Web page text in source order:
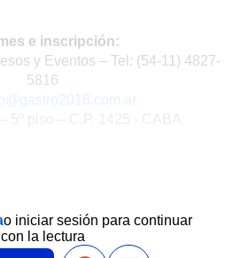
e inscripción:
y Eventos – Tel: (54-11) 4827-
5816
o iniciar sesión para continuar
con la lectura